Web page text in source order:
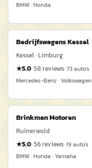
BMW · Honda
Bedrijfswagens Kessel
Kessel · Limburg
★5.0·58 reviews·73auto's
Mercedes-Benz · Volkswagen
Brinkman Motoren
Ruinerwold
★5.0·56reviews·19auto's
BMW · Honda · Yamaha